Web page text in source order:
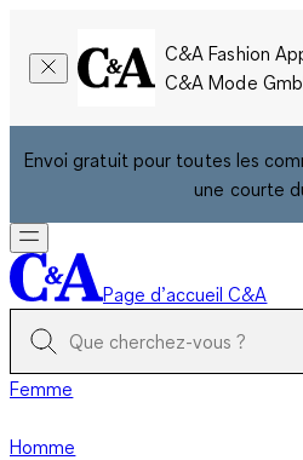
C&A Fashion
C&A Mode
Envoi gratuit pour toutes les
une courte
Page d’accueil C&A
Femme
Homme